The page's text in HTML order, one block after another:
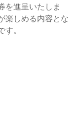
を進呈いたしま
楽しめる内容とな
。